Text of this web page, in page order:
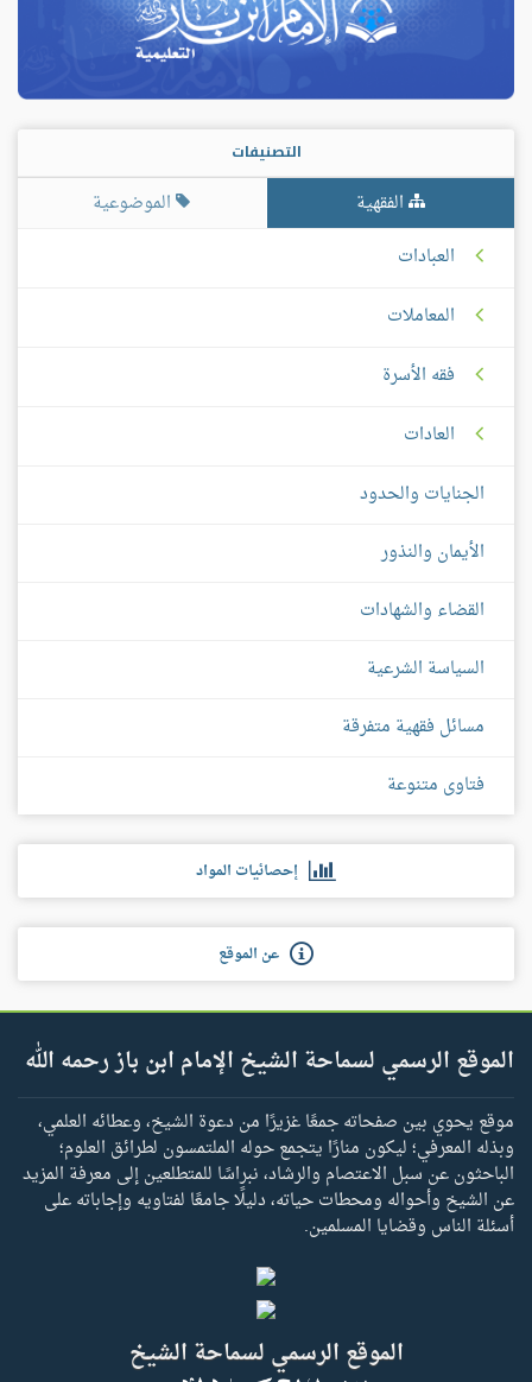
التصنيفات
الفقهية
الموضوعية
العبادات
المعاملات
فقه الأسرة
العادات
الجنايات والحدود
الأيمان والنذور
القضاء والشهادات
السياسة الشرعية
مسائل فقهية متفرقة
فتاوى متنوعة
إحصائيات المواد
عن الموقع
الموقع الرسمي لسماحة الشيخ الإمام ابن باز رحمه الله
موقع يحوي بين صفحاته جمعًا غزيرًا من دعوة الشيخ، وعطائه العلمي،
وبذله المعرفي؛ ليكون منارًا يتجمع حوله الملتمسون لطرائق العلوم؛
الباحثون عن سبل الاعتصام والرشاد، نبراسًا للمتطلعين إلى معرفة المزيد
عن الشيخ وأحواله ومحطات حياته، دليلًا جامعًا لفتاويه وإجاباته على
أسئلة الناس وقضايا المسلمين.
الموقع الرسمي لسماحة الشيخ